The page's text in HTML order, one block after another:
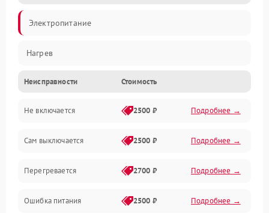
Электропитание
Нагрев
Неисправности Стоимость
Не включается 2500 ₽ Подробнее →
Сам выключается 2500 ₽ Подробнее →
Перегревается 2700 ₽ Подробнее →
Ошибка питания 2500 ₽ Подробнее →